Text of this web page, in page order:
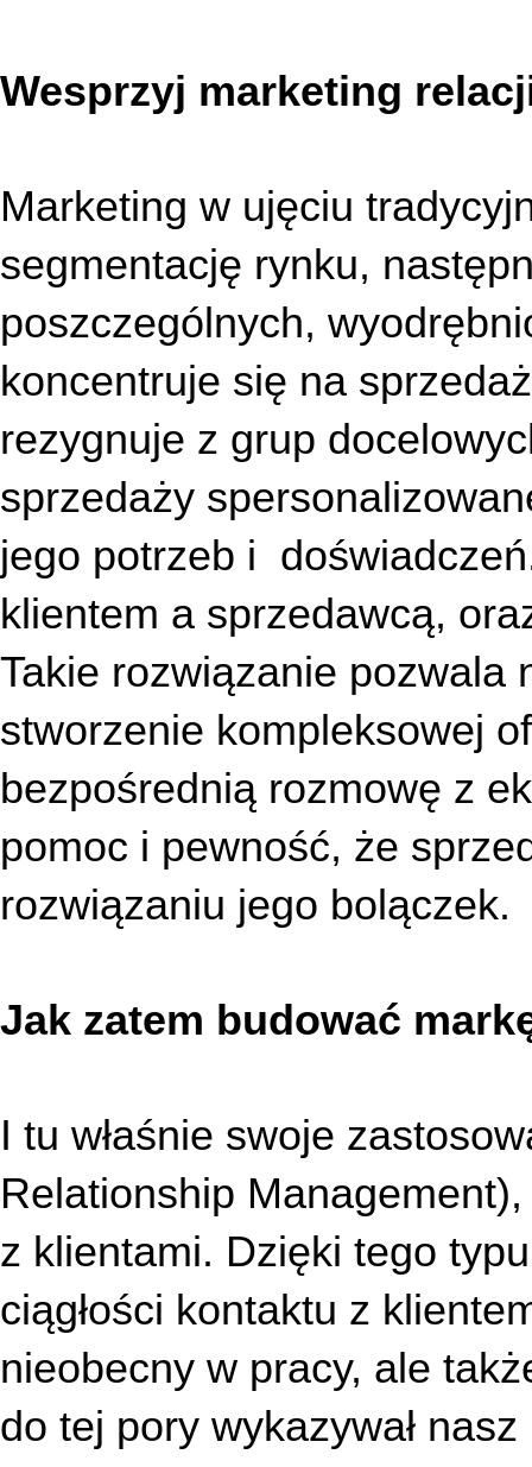
Wesprzyj marketing
Marketing w ujęciu
segmentację rynku,
poszczególnych,
koncentruje się na
rezygnuje z grup
sprzedaży
jego potrzeb i
klientem a sprzedawcą,
Takie rozwiązanie pozwala
stworzenie kompleksowej
bezpośrednią rozmowę z
pomoc i pewność, że
rozwiązaniu jego bolączek.
Jak zatem budować
I tu właśnie swoje
Relationship
z klientami. Dzięki tego
ciągłości kontaktu z
nieobecny w pracy, ale
do tej pory wykazywał